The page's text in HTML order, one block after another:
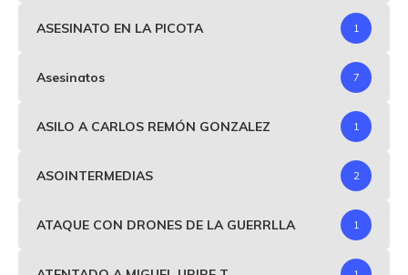
ASESINATO EN LA PICOTA 1
Asesinatos 7
ASILO A CARLOS REMÓN GONZALEZ 1
ASOINTERMEDIAS 2
ATAQUE CON DRONES DE LA GUERRLLA 1